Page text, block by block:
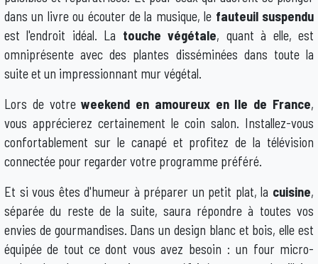
dans un livre ou écouter de la musique, le fauteuil suspendu
est l'endroit idéal. La touche végétale, quant à elle, est
omniprésente avec des plantes disséminées dans toute la
suite et un impressionnant mur végétal.
Lors de votreweekend en amoureux en Ile de France,
vous apprécierez certainement le coin salon. Installez-vous
confortablement sur le canapé et profitez de la télévision
connectée pour regarder votre programme préféré.
Et si vous êtes d'humeur à préparer un petit plat, la cuisine,
séparée du reste de la suite, saura répondre à toutes vos
envies de gourmandises. Dans un design blanc et bois, elle est
équipée de tout ce dont vous avez besoin : un four micro-